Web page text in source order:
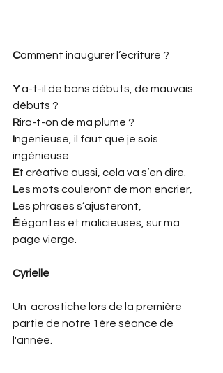
Comment inaugurer l’écriture ?
Y a-t-il de bons débuts, de mauvais
débuts ?
Rira-t-on de ma plume ?
Ingénieuse, il faut que je sois
ingénieuse
Et créative aussi, cela va s’en dire.
Les mots couleront de mon encrier,
Les phrases s’ajusteront,
Élégantes et malicieuses, sur ma
page vierge.
Cyrielle
Un  acrostiche lors de la première
partie de notre 1ère séance de
l'année.